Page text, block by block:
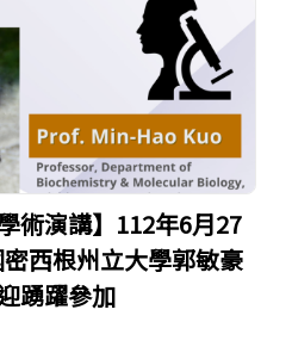
術演講】112年6月27
西根州立大學郭敏豪
踴躍參加